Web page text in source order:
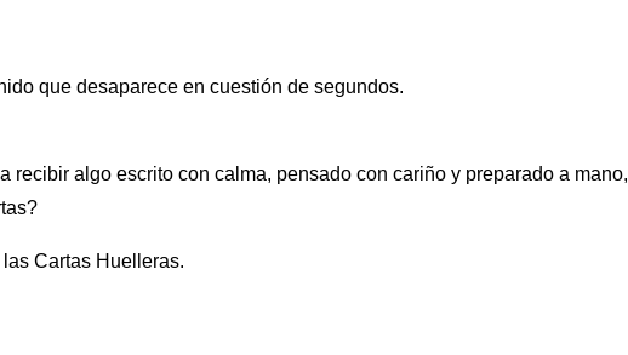
que desaparece en cuestión de segundos.
algo escrito con calma, pensado con cariño y preparado a mano,
Cartas Huelleras.